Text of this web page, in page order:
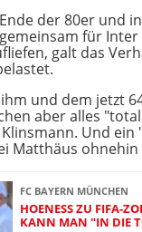
der 80er und
für
galt das
und dem jetzt
aber alles
Klinsmann. Und
Matthäus ohnehin
FC BAYERN MÜNCHEN
HOENESS ZU FIFA-
ANN MAN "IN DIE